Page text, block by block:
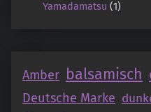
Yamadamatsu (1)
Amber balsamisch
Deutsche Marke